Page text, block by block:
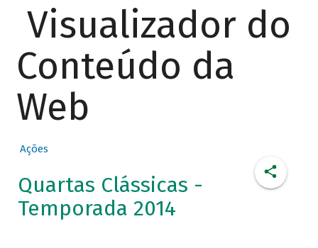
Visualizador do
Conteúdo da
Web
Ações
Quartas Clássicas -
Temporada 2014